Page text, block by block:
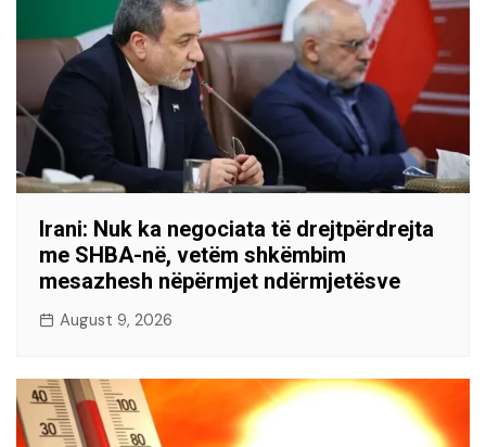
Irani: Nuk ka negociata të drejtpërdrejta
me SHBA-në, vetëm shkëmbim
mesazhesh nëpërmjet ndërmjetësve
August 9, 2026